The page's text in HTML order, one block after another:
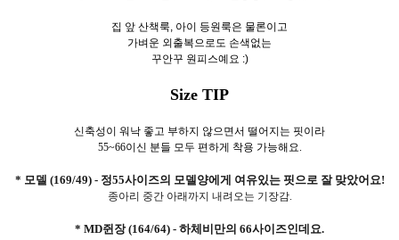
집 앞 산책룩, 아이 등원룩은 물론이고
가벼운 외출복으로도 손색없는
꾸안꾸 원피스예요 :)
Size TIP
신축성이 워낙 좋고 부하지 않으면서 떨어지는 핏이라
55~66이신 분들 모두 편하게 착용 가능해요.
* 모델 (169/49) - 정55사이즈의 모델양에게 여유있는 핏으로 잘 맞았어요!
종아리 중간 아래까지 내려오는 기장감.
* MD쥔장 (164/64) - 하체비만의 66사이즈인데요.